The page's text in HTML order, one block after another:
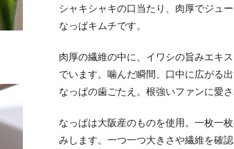
シャキシャキの口当たり、肉厚でジュ
なっぱキムチです。
肉厚の繊維の中に、イワシの旨みエキ
でいます。噛んだ瞬間、口中に広がる
なっぱの歯ごたえ。根強いファンに愛さ
なっぱは大阪産のものを使用。一枚一
みします。一つ一つ大きさや繊維を確